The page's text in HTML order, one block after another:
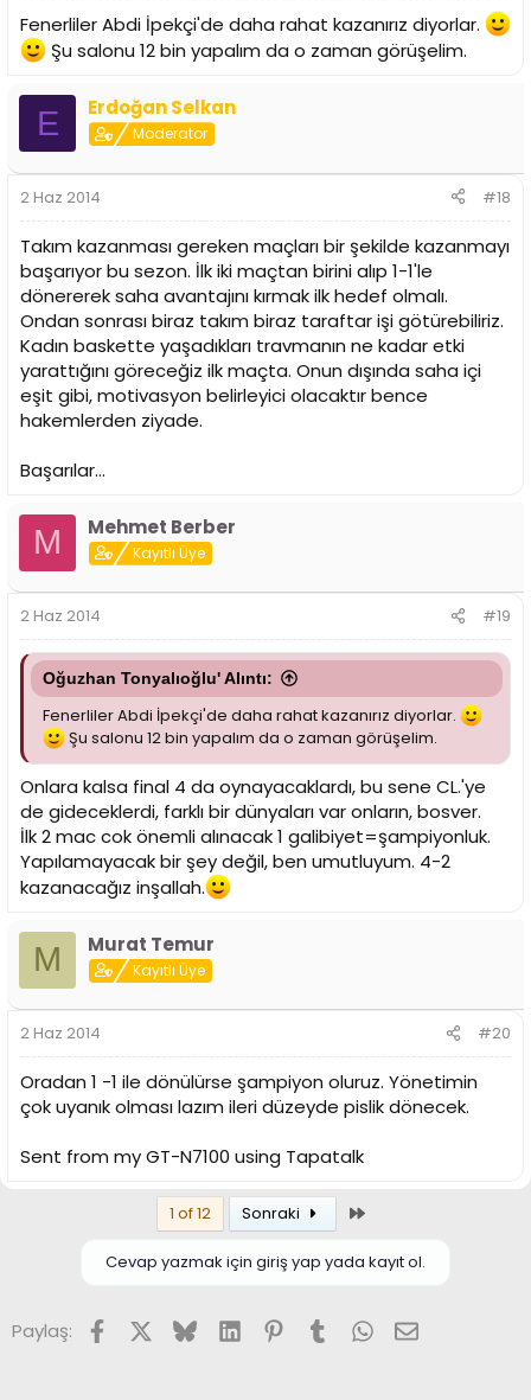
Fenerliler Abdi İpekçi'de daha rahat kazanırız diyorlar.
Şu salonu 12 bin yapalım da o zaman görüşelim.
E Erdoğan Selkan
Moderator
2 Haz 2014 #18
Takım kazanması gereken maçları bir şekilde kazanmayı
başarıyor bu sezon. İlk iki maçtan birini alıp 1-1'le
dönererek saha avantajını kırmak ilk hedef olmalı.
Ondan sonrası biraz takım biraz taraftar işi götürebiliriz.
Kadın baskette yaşadıkları travmanın ne kadar etki
yarattığını göreceğiz ilk maçta. Onun dışında saha içi
eşit gibi, motivasyon belirleyici olacaktır bence
hakemlerden ziyade.
Başarılar...
M Mehmet Berber
Kayıtlı Üye
2 Haz 2014 #19
Oğuzhan Tonyalıoğlu' Alıntı:
Fenerliler Abdi İpekçi'de daha rahat kazanırız diyorlar.
Şu salonu 12 bin yapalım da o zaman görüşelim.
Onlara kalsa final 4 da oynayacaklardı, bu sene CL.'ye
de gideceklerdi, farklı bir dünyaları var onların, bosver.
İlk 2 mac cok önemli alınacak 1 galibiyet=şampiyonluk.
Yapılamayacak bir şey değil, ben umutluyum. 4-2
kazanacağız inşallah.
M Murat Temur
Kayıtlı Üye
2 Haz 2014 #20
Oradan 1 -1 ile dönülürse şampiyon oluruz. Yönetimin
çok uyanık olması lazım ileri düzeyde pislik dönecek.
Sent from my GT-N7100 using Tapatalk
1 of 12 Sonraki
Cevap yazmak için giriş yap yada kayıt ol.
Paylaş: FacebookX (Twitter)
BlueskyLinkedInPinterest
TumblrWhatsApp
E-posta